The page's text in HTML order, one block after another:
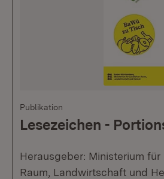
Publikation
Lesezeichen -
Herausgeber: Ministerium
Raum, Landwirtschaft und